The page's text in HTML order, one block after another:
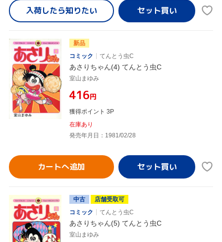
入荷したら知りたい
新品
コミック
てんとう虫C
あさりちゃん(4) てんとう虫C
室山まゆみ
¥416円
獲得ポイント 3P
在庫あり
発売年月日：1981/02/28
カートへ追加
中古
店舗受取可
コミック
てんとう虫C
あさりちゃん(5) てんとう虫C
室山まゆみ